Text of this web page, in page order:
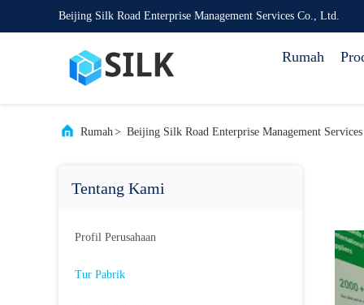
Beijing Silk Road Enterprise Management Services Co., Ltd.
Rumah
Rumah> Beijing Silk Road Enterprise Management
Tentang Kami
Profil Perusahaan
Tur Pabrik